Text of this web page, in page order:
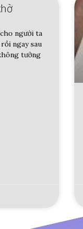
người ta
ngay sau
tưởng